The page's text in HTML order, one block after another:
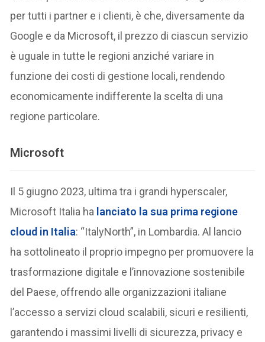
per tutti i partner e i clienti, è che, diversamente da
Google e da Microsoft, il prezzo di ciascun servizio
è uguale in tutte le regioni anziché variare in
funzione dei costi di gestione locali, rendendo
economicamente indifferente la scelta di una
regione particolare.
Microsoft
Il 5 giugno 2023, ultima tra i grandi hyperscaler,
Microsoft Italia ha lanciato la sua prima regione
cloud in Italia: “ItalyNorth”, in Lombardia. Al lancio
ha sottolineato il proprio impegno per promuovere la
trasformazione digitale e l’innovazione sostenibile
del Paese, offrendo alle organizzazioni italiane
l’accesso a servizi cloud scalabili, sicuri e resilienti,
garantendo i massimi livelli di sicurezza, privacy e